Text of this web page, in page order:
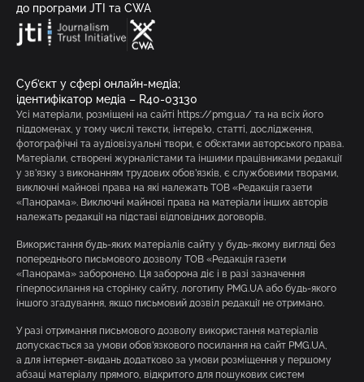
до програми JTI та CWA
Суб’єкт у сфері онлайн-медіа;
ідентифікатор медіа – R40-03130
Усі матеріали, розміщені на сайті https://pmg.ua/ та на всіх його
піддоменах, у тому числі тексти, інтерв’ю, статті, дослідження,
фотографічні та аудіовізуальні твори, є об’єктами авторського права.
Матеріали, створені журналістами та іншими працівниками редакції
у зв’язку з виконанням трудових обов’язків, є службовими творами,
виключні майнові права на які належать ТОВ «Редакція газети
«Панорама». Виключні майнові права на матеріали інших авторів
належать редакції на підставі відповідних договорів.
Використання будь-яких матеріалів сайту у будь-якому вигляді без
попереднього письмового дозволу ТОВ «Редакція газети
«Панорама» заборонено. Ця заборона діє і в разі зазначення
гіперпосилання на сторінку сайту, логотипу PMG.UA або будь-якого
іншого згадування, якщо письмовий дозвіл редакції не отримано.
У разі отримання письмового дозволу використання матеріалів
допускається за умови обов’язкового посилання на сайт PMG.UA,
а для інтернет-видань додатково за умови розміщення у першому
абзаці матеріалу прямого, відкритого для пошукових систем